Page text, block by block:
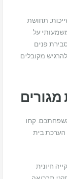
תחושת
על
פנים
להרגיש מקובלים
קחו
הערכת בית
חיונית